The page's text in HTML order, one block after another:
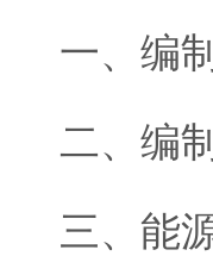
一、编
二、编
三、能